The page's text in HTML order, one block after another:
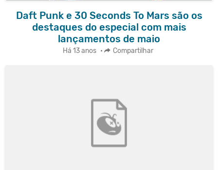
Daft Punk e 30 Seconds To Mars são os
destaques do especial com mais
lançamentos de maio
Há 13 anos • Compartilhar